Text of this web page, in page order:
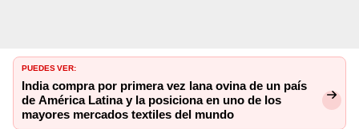
PUEDES VER:
India compra por primera vez lana ovina de un país
de América Latina y la posiciona en uno de los
mayores mercados textiles del mundo